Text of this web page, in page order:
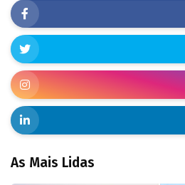
As Mais Lidas